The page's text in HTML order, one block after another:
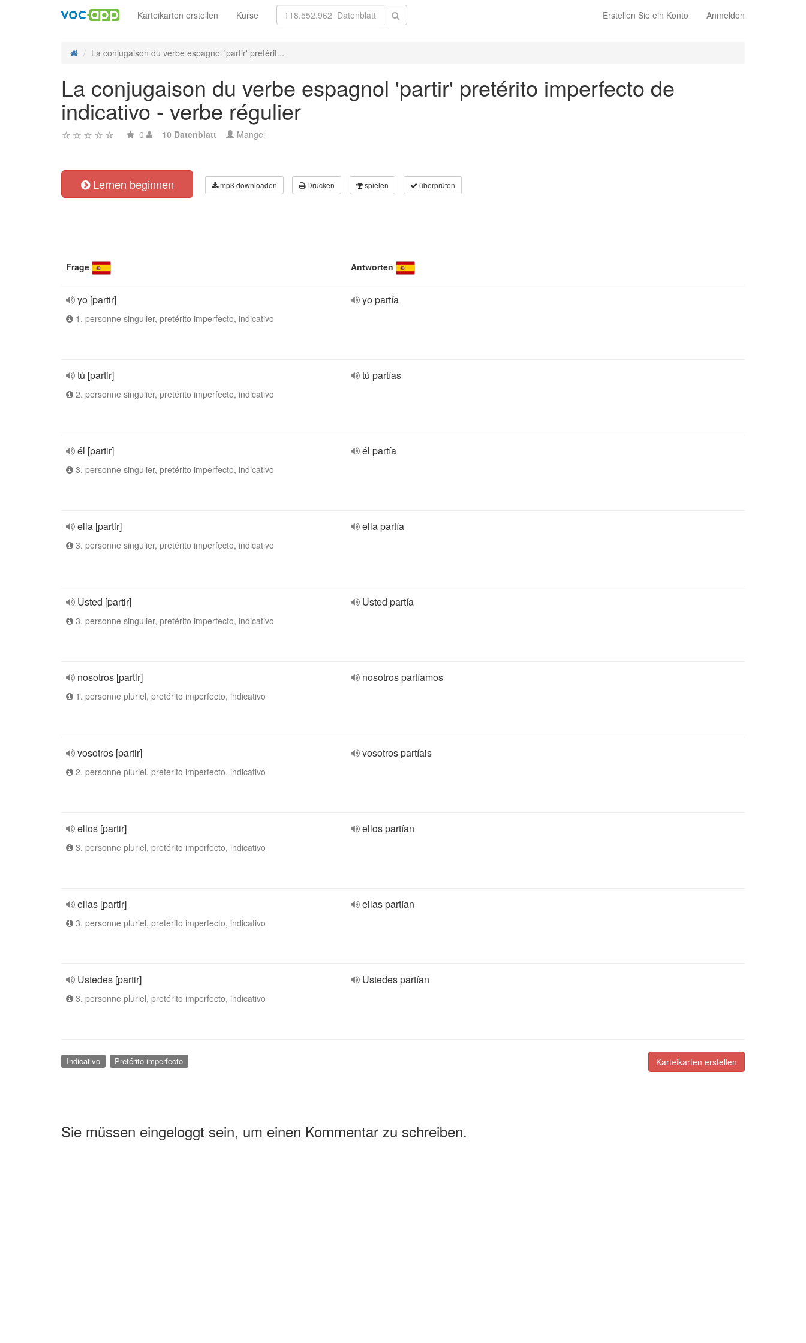
Erstellen Sie ein Konto Anmelden
Karteikarten erstellen Kurse
La conjugaison du verbe espagnol 'partir' pretérit...
La conjugaison du verbe espagnol 'partir' pretérito imperfecto de
indicativo - verbe régulier
0 10 Datenblatt Mangel
Lernen beginnen mp3 downloaden Drucken spielen überprüfen
Frage Antworten
yo [partir]
1. personne singulier, pretérito imperfecto, indicativo
yo partía
tú [partir]
2. personne singulier, pretérito imperfecto, indicativo
tú partías
él [partir]
3. personne singulier, pretérito imperfecto, indicativo
él partía
ella [partir]
3. personne singulier, pretérito imperfecto, indicativo
ella partía
Usted [partir]
3. personne singulier, pretérito imperfecto, indicativo
Usted partía
nosotros [partir]
1. personne pluriel, pretérito imperfecto, indicativo
nosotros partíamos
vosotros [partir]
2. personne pluriel, pretérito imperfecto, indicativo
vosotros partíais
ellos [partir]
3. personne pluriel, pretérito imperfecto, indicativo
ellos partían
ellas [partir]
3. personne pluriel, pretérito imperfecto, indicativo
ellas partían
Ustedes [partir]
3. personne pluriel, pretérito imperfecto, indicativo
Ustedes partían
Karteikarten erstellen
Indicativo Pretérito imperfecto
Sie müssen eingeloggt sein, um einen Kommentar zu schreiben.